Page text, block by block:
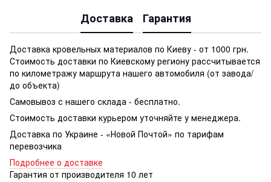
Доставка Гарантия
Доставка кровельных материалов по Киеву - от 1000 грн.
Стоимость доставки по Киевскому региону рассчитывается
по километражу маршрута нашего автомобиля (от завода/
до объекта)
Самовывоз с нашего склада - бесплатно.
Стоимость доставки курьером уточняйте у менеджера.
Доставка по Украине - «Новой Почтой» по тарифам
перевозчика
Подробнее о доставке
Гарантия от производителя 10 лет